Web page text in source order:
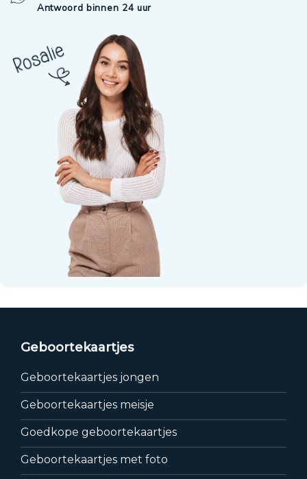
Antwoord binnen 24 uur
Geboortekaartjes
Geboortekaartjes jongen
Geboortekaartjes meisje
Goedkope geboortekaartjes
Geboortekaartjes met foto